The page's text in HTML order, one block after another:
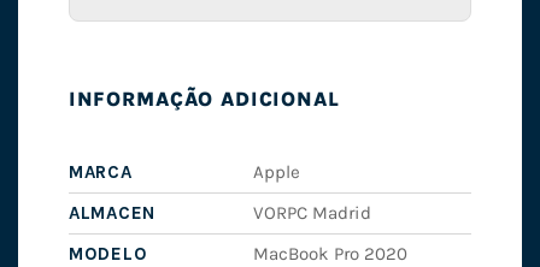
INFORMAÇÃO ADICIONAL
MARCA
Apple
ALMACEN
VORPC Madrid
MODELO
MacBook Pro 2020